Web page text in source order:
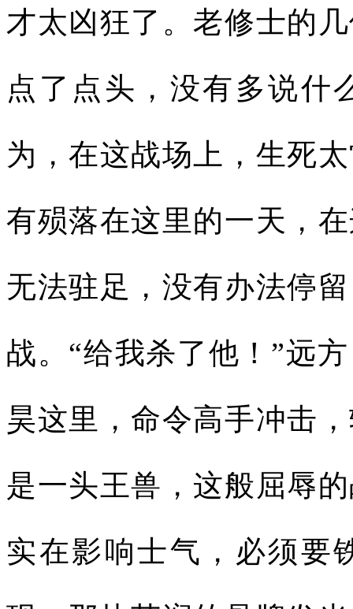
才太凶狂了。老修士的
点了点头，没有多说什
为，在这战场上，生死
有殒落在这里的一天，
无法驻足，没有办法停
战。“给我杀了他！”远
昊这里，命令高手冲击
是一头王兽，这般屈辱
实在影响士气，必须要